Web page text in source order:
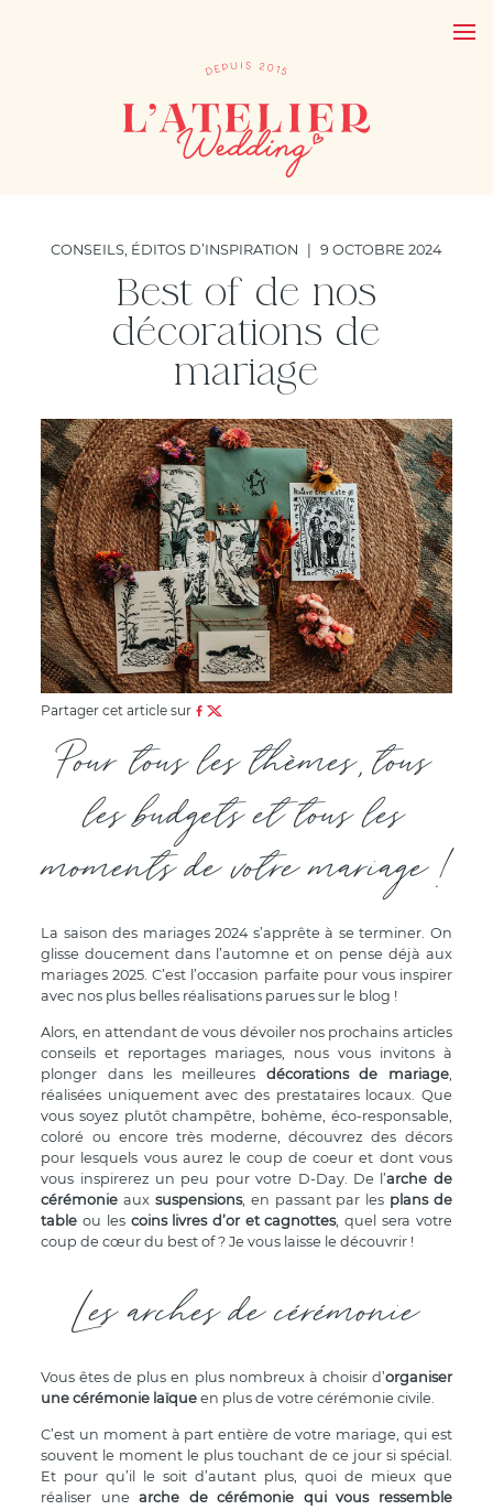
CONSEILS ÉDITOS D’INSPIRATION 9 OCTOBRE 2024
Best of de nos
décorations de
mariage
Partager cet article sur
Pour tous les thèmes, tous
les budgets et tous les
moments de votre mariage !
La saison des mariages 2024 s’apprête à se terminer. On
glisse doucement dans l’automne et on pense déjà aux
mariages 2025. C’est l’occasion parfaite pour vous inspirer
avec nos plus belles réalisations parues sur le blog !
Alors, en attendant de vous dévoiler nos prochains articles
conseils et reportages mariages, nous vous invitons à
plonger dans les meilleures décorations de mariage,
réalisées uniquement avec des prestataires locaux. Que
vous soyez plutôt champêtre, bohème, éco-responsable,
coloré ou encore très moderne, découvrez des décors
pour lesquels vous aurez le coup de coeur et dont vous
vous inspirerez un peu pour votre D-Day. De l’arche de
cérémonie aux suspensions, en passant par les plans de
table ou les coins livres d’or et cagnottes, quel sera votre
coup de cœur du best of ? Je vous laisse le découvrir !
Les arches de cérémonie
Vous êtes de plus en plus nombreux à choisir d’organiser
une cérémonie laïque en plus de votre cérémonie civile.
C’est un moment à part entière de votre mariage, qui est
souvent le moment le plus touchant de ce jour si spécial.
Et pour qu’il le soit d’autant plus, quoi de mieux que
réaliser unearche de cérémonie qui vous ressemble